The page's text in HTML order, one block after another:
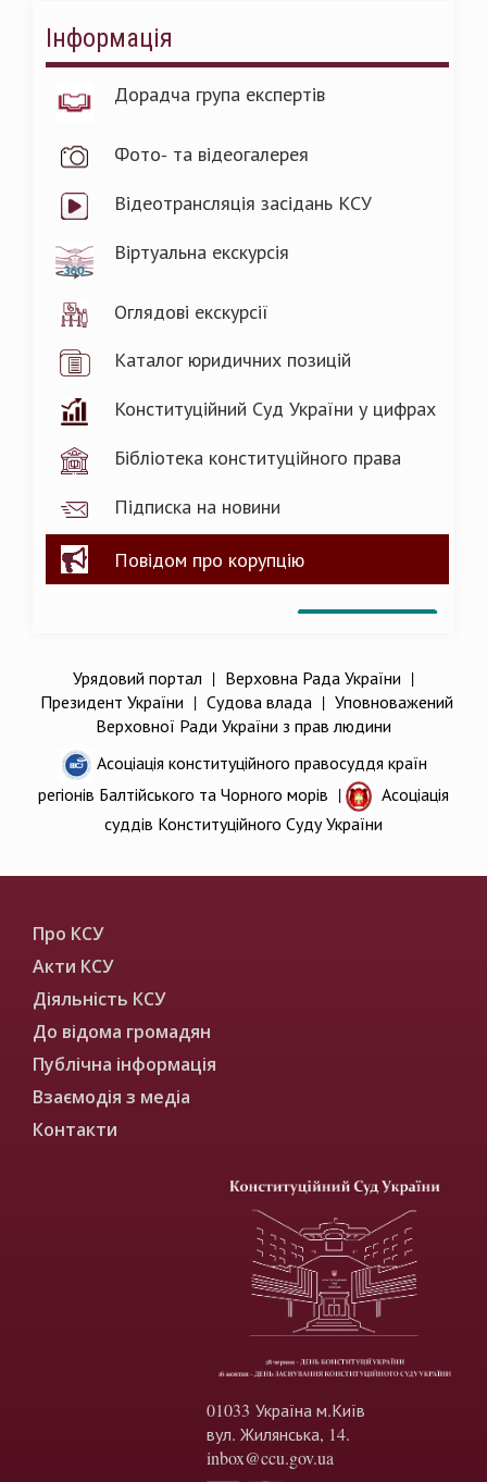
Інформація
Дорадча група експертів
Фото- та відеогалерея
Відеотрансляція засідань КСУ
Віртуальна екскурсія
Оглядові екскурсії
Каталог юридичних позицій
Конституційний Суд України у цифрах
Бібліотека конституційного права
Підписка на новини
Повідом про корупцію
Урядовий портал | Верховна Рада України |
Президент України | Судова влада| Уповноважений
Верховної Ради України з прав людини
Асоціація конституційного правосуддя країн
регіонів Балтійського та Чорного морів |
Асоціація
суддів Конституційного Суду України
Про КСУ
Акти КСУ
Діяльність КСУ
До відома громадян
Публічна інформація
Взаємодія з медіа
Контакти
01033 Україна м.Київ
вул. Жилянська, 14.
inbox@ccu.gov.ua